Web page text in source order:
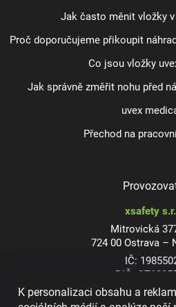
K personalizaci obsahu a
Jak často měnit vložky
Proč doporučujeme přikoupit
Co jsou vložky
Jak správně změřit nohu před
uvex
Přechod na
xsafety
Mitrovická
724 00 Ostrava –
IČ:
DIČ: